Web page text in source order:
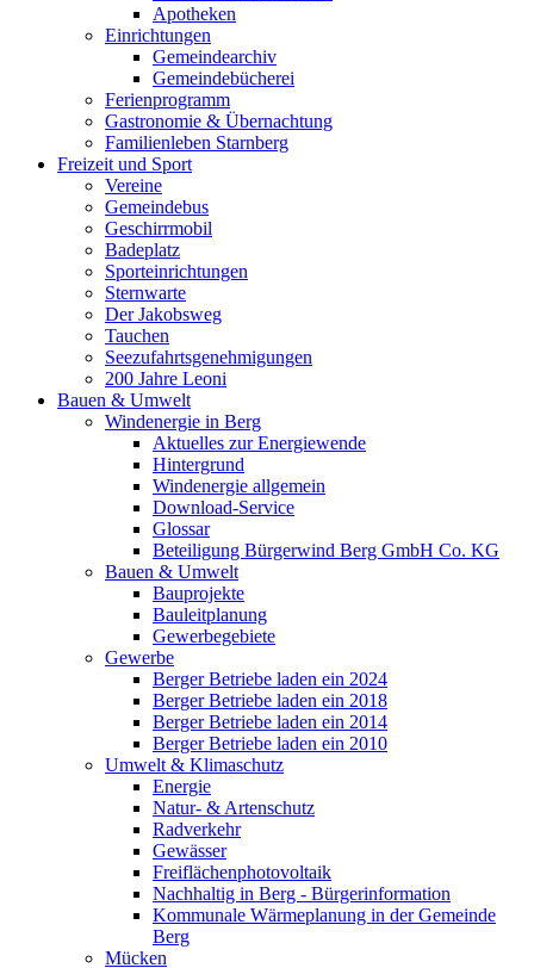
Apotheken
Einrichtungen
Gemeindearchiv
Gemeindebücherei
Ferienprogramm
Gastronomie & Übernachtung
Familienleben Starnberg
Freizeit und Sport
Vereine
Gemeindebus
Geschirrmobil
Badeplatz
Sporteinrichtungen
Sternwarte
Der Jakobsweg
Tauchen
Seezufahrtsgenehmigungen
200 Jahre Leoni
Bauen & Umwelt
Windenergie in Berg
Aktuelles zur Energiewende
Hintergrund
Windenergie allgemein
Download-Service
Glossar
Beteiligung Bürgerwind Berg GmbH Co. KG
Bauen & Umwelt
Bauprojekte
Bauleitplanung
Gewerbegebiete
Gewerbe
Berger Betriebe laden ein 2024
Berger Betriebe laden ein 2018
Berger Betriebe laden ein 2014
Berger Betriebe laden ein 2010
Umwelt & Klimaschutz
Energie
Natur- & Artenschutz
Radverkehr
Gewässer
Freiflächenphotovoltaik
Nachhaltig in Berg - Bürgerinformation
Kommunale Wärmeplanung in der Gemeinde
Berg
Mücken